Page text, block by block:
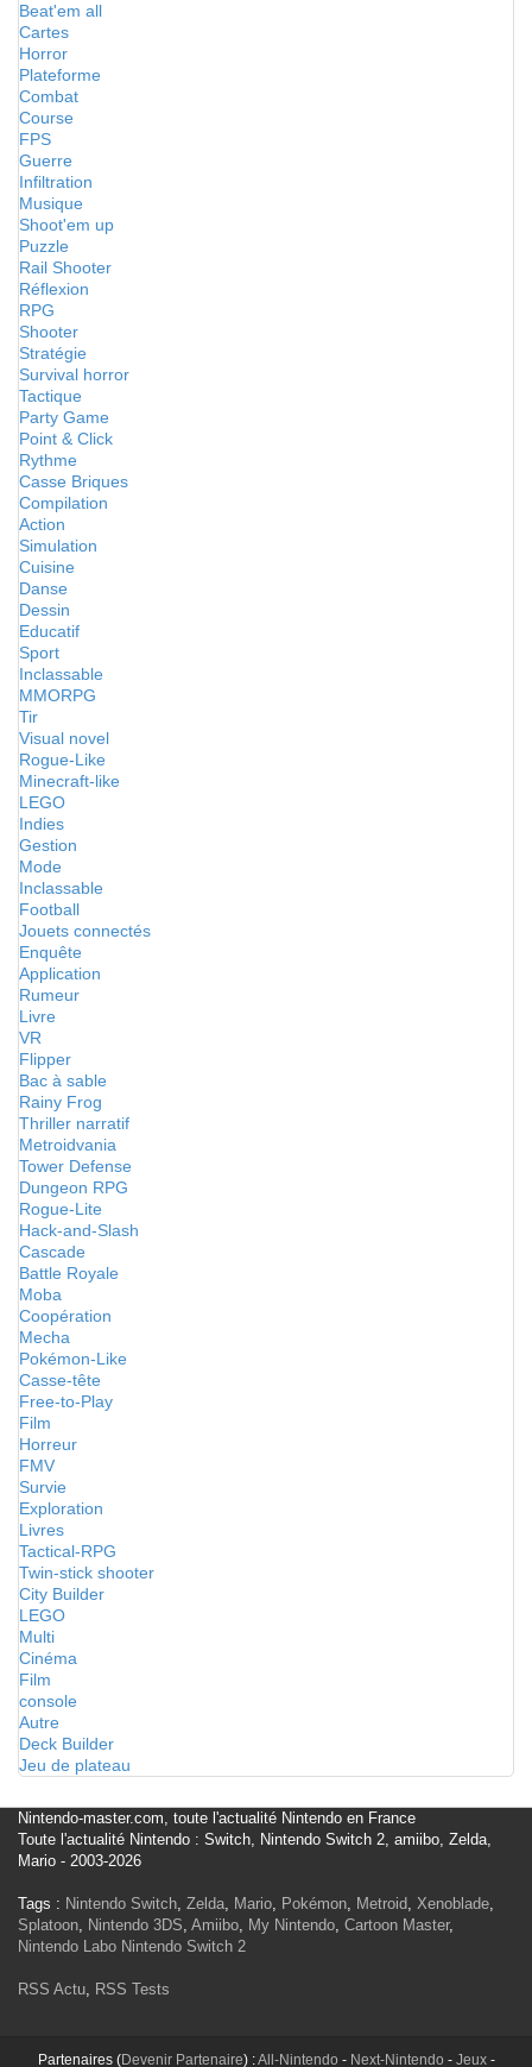
Beat'em all
Cartes
Horror
Plateforme
Combat
Course
FPS
Guerre
Infiltration
Musique
Shoot'em up
Puzzle
Rail Shooter
Réflexion
RPG
Shooter
Stratégie
Survival horror
Tactique
Party Game
Point & Click
Rythme
Casse Briques
Compilation
Action
Simulation
Cuisine
Danse
Dessin
Educatif
Sport
Inclassable
MMORPG
Tir
Visual novel
Rogue-Like
Minecraft-like
LEGO
Indies
Gestion
Mode
Inclassable
Football
Jouets connectés
Enquête
Application
Rumeur
Livre
VR
Flipper
Bac à sable
Rainy Frog
Thriller narratif
Metroidvania
Tower Defense
Dungeon RPG
Rogue-Lite
Hack-and-Slash
Cascade
Battle Royale
Moba
Coopération
Mecha
Pokémon-Like
Casse-tête
Free-to-Play
Film
Horreur
FMV
Survie
Exploration
Livres
Tactical-RPG
Twin-stick shooter
City Builder
LEGO
Multi
Cinéma
Film
console
Autre
Deck Builder
Jeu de plateau
Nintendo-master.com, toute l'actualité Nintendo en France
Toute l'actualité Nintendo : Switch, Nintendo Switch 2, amiibo, Zelda,
Mario - 2003-2026
Tags : Nintendo Switch, Zelda, Mario, Pokémon, Metroid, Xenoblade,
Splatoon, Nintendo 3DS, Amiibo, My Nintendo, Cartoon Master,
Nintendo Labo Nintendo Switch 2
RSS Actu, RSS Tests
Partenaires (Devenir Partenaire) :All-Nintendo - Next-Nintendo - Jeux-